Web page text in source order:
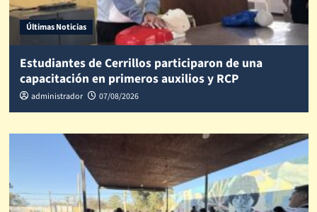
Últimas Noticias
Estudiantes de Cerrillos participaron de una
capacitación en primeros auxilios y RCP
administrador 07/08/2026